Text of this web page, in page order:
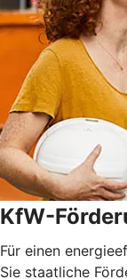
KfW-
Für einen
Sie staatliche